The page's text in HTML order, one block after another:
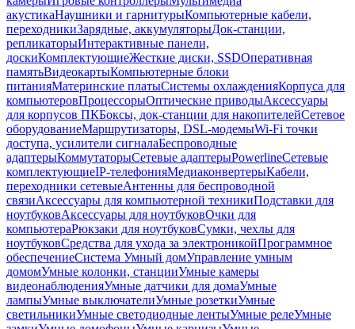
акустикаНаушники и гарнитурыКомпьютерные кабели,
переходникиЗарядные, аккумуляторыДок-станции,
репликаторыИнтерактивные панели,
доскиКомплектующиеЖесткие диски, SSDОперативная
памятьВидеокартыКомпьютерные блоки
питанияМатеринские платыСистемы охлажденияКорпуса для
компьютеровПроцессорыОптические приводыАксессуары
для корпусов ПКБоксы, док-станции для накопителейСетевое
оборудованиеМаршрутизаторы, DSL-модемыWi-Fi точки
доступа, усилители сигналаБеспроводные
адаптерыКоммутаторыСетевые адаптерыPowerlineСетевые
комплектующиеIP-телефонияМедиаконвертерыКабели,
переходники сетевыеАнтенны для беспроводной
связиАксессуары для компьютерной техникиПодставки для
ноутбуковАксессуары для ноутбуковОчки для
компьютераРюкзаки для ноутбуковСумки, чехлы для
ноутбуковСредства для ухода за электроникойПрограммное
обеспечениеСистема Умный домУправление умным
домомУмные колонки, станцииУмные камеры
видеонаблюденияУмные датчики для домаУмные
лампыУмные выключателиУмные розеткиУмные
светильникиУмные светодиодные лентыУмные релеУмные